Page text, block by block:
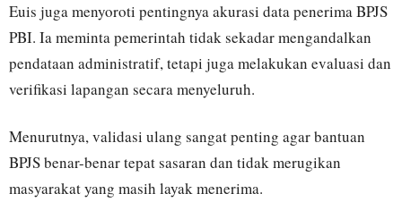
Euis juga menyoroti pentingnya akurasi data penerima BPJS
PBI. Ia meminta pemerintah tidak sekadar mengandalkan
pendataan administratif, tetapi juga melakukan evaluasi dan
verifikasi lapangan secara menyeluruh.
Menurutnya, validasi ulang sangat penting agar bantuan
BPJS benar-benar tepat sasaran dan tidak merugikan
masyarakat yang masih layak menerima.